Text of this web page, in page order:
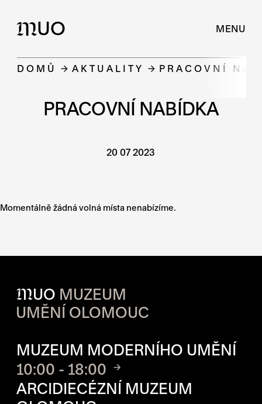
MUO MENU
DOMŮ AKTUALITY PRACOVNÍ
PRACOVNÍ NABÍDKA
20 07 2023
Momentálně žádná volná místa nenabízíme.
MUO MUZEUM
UMĚNÍ OLOMOUC
MUZEUM MODERNÍHO UMĚNÍ
10:00 - 18:00
ARCIDIECÉZNÍ MUZEUM